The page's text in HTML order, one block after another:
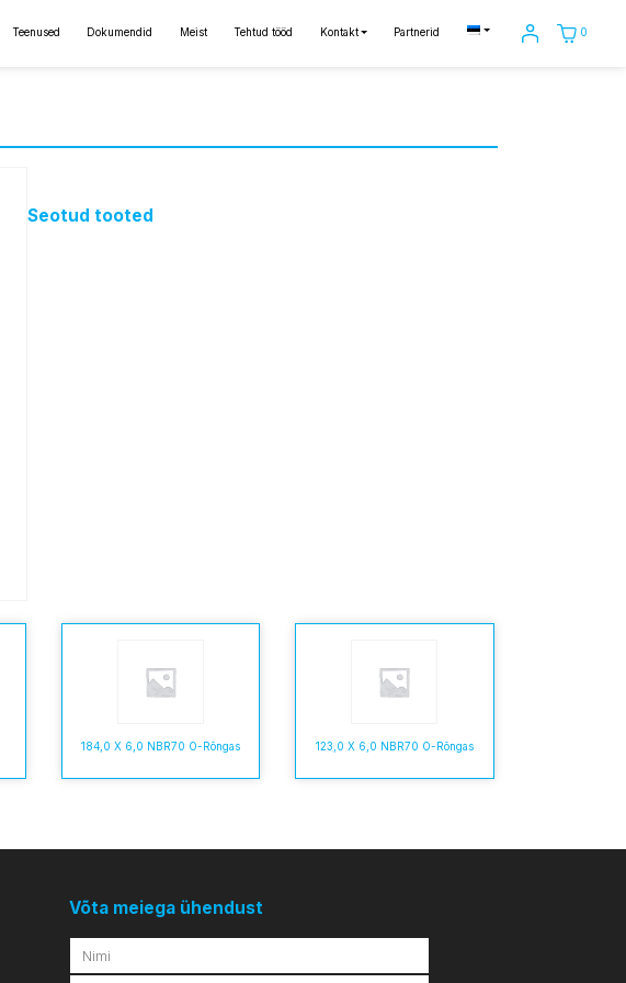
Teenused Dokumendid Meist Tehtud tööd Kontakt Partnerid 0
Seotud tooted
184,0 X 6,0 NBR70 O-Rõngas 123,0 X 6,0 NBR70 O-Rõngas
Võta meiega ühendust